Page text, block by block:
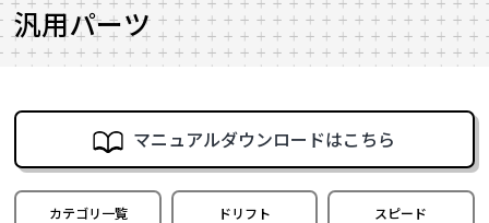
汎用パーツ
マニュアルダウンロードはこちら
カテゴリ一覧 ドリフト スピード